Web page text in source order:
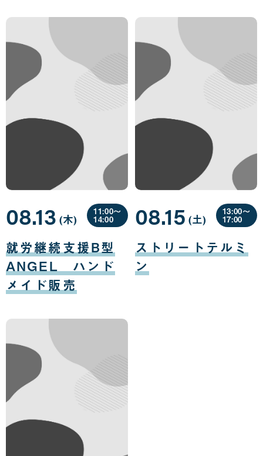
就労継続支援B型
ANGEL ハンド
メイド販売
08.13
月
13
日
(木曜
日
)
11:00〜
14:00
ストリートテルミ
ン
08.15
月
15
日
(土曜
日
)
13:00〜
17:00